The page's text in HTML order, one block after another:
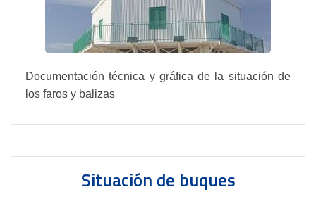
Documentación técnica y gráfica de la situación de
los faros y balizas
Situación de buques